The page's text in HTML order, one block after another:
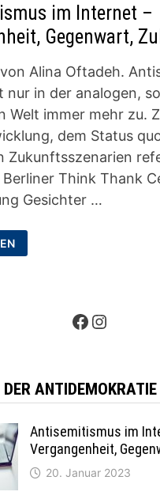
im Internet –
Gegenwart,
Alina Oftadeh.
nur in der analogen,
Welt immer mehr zu.
dem Status
Zukunftsszenarien
Think Thank
Gesichter …
Facebook
DER ANTIDEMOKRATIE
Antisemitismus im
Vergangenheit,
20. Januar 2023